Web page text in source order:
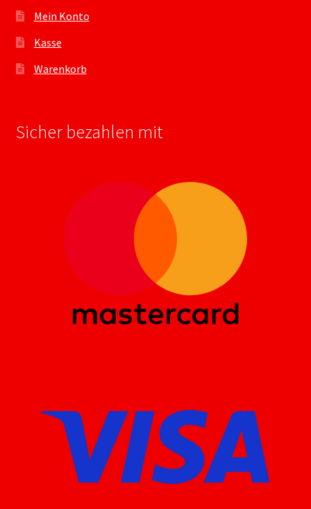
Mein Konto
Kasse
Warenkorb
Sicher bezahlen mit